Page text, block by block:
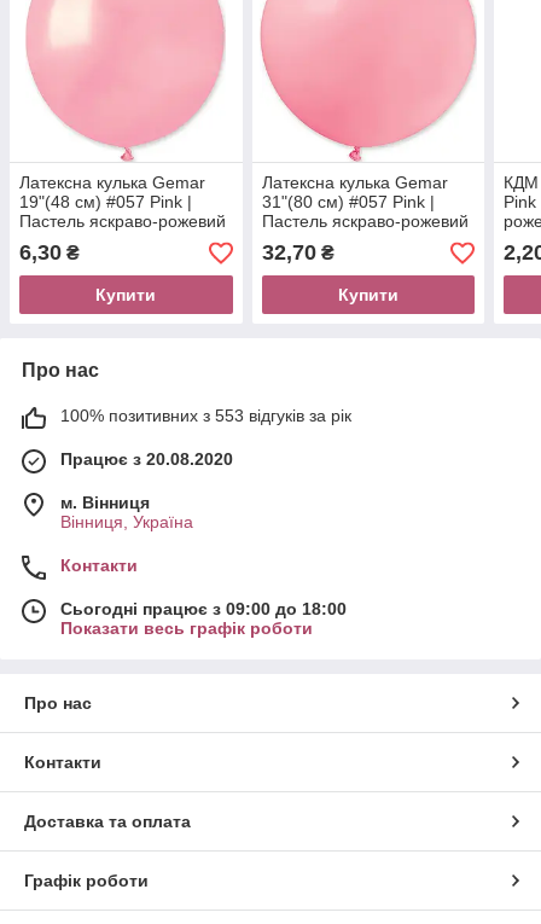
Латексна кулька Gemar
19"(48 см) #057 Pink |
Пастель яскраво-рожевий
6,30 ₴
Купити
Латексна кулька Gemar
31"(80 см) #057 Pink |
Пастель яскраво-рожевий
32,70₴
Купити
КДМ
Pink
Про нас
100% позитивних з 553 відгуків за рік
Працює з 20.08.2020
м. Вінниця
Вінниця, Україна
Контакти
Сьогодні працює з 09:00 до 18:00
Показати весь графік роботи
Про нас
Контакти
Доставка та оплата
Графік роботи